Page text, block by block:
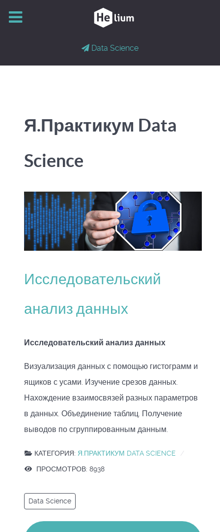
Data Science
Я.Практикум Data
Science
Исследовательский
анализ данных
Исследовательский анализ данных
Визуализация данных с помощью гистограмм и
ящиков с усами. Изучение срезов данных.
Нахождение взаимосвязей разных параметров
в данных. Объединение таблиц. Получение
выводов по сгруппированным данным.
КАТЕГОРИЯ: Я.ПРАКТИКУМ DATA SCIENCE
ПРОСМОТРОВ: 8938
Data Science